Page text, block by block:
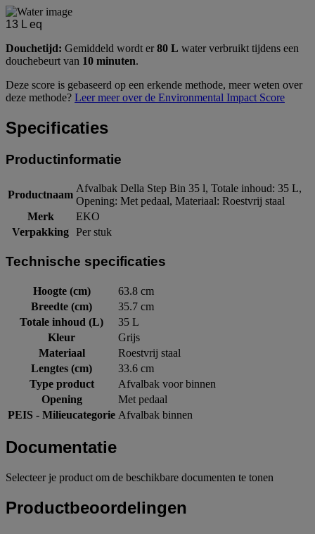
13 L eq
Douchetijd: Gemiddeld wordt er80 L water verbruikt tijdens een
douchebeurt van 10 minuten.
Deze score is gebaseerd op een erkende methode, meer weten over
deze methode? Leer meer over de Environmental Impact Score
Specificaties
Productinformatie
Productnaam
Afvalbak Della Step Bin 35 l, Totale inhoud: 35 L,
Opening: Met pedaal, Materiaal: Roestvrij staal
Merk
EKO
Verpakking Per stuk
Technische specificaties
Hoogte (cm)
63.8 cm
Breedte (cm)
35.7 cm
Totale inhoud (L)
35 L
Kleur
Grijs
Materiaal
Roestvrij staal
Lengtes (cm)
33.6 cm
Type product
Afvalbak voor binnen
Opening
Met pedaal
PEIS - Milieucategorie Afvalbak binnen
Documentatie
Selecteer je product om de beschikbare documenten te tonen
Productbeoordelingen